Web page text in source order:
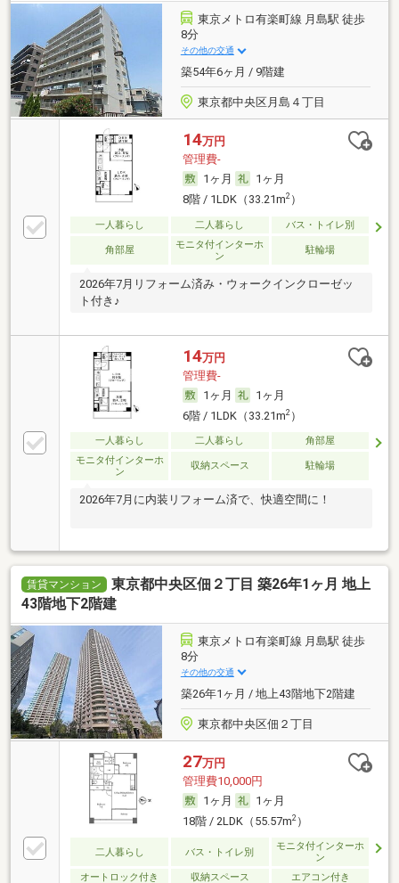
東京メトロ有楽町線 月島駅 徒歩
8分
その他の交通
築54年6ヶ月 / 9階建
東京都中央区月島４丁目
14万円
管理費-
1ヶ月
1ヶ月
8階 / 1LDK（33.21m2）
一人暮らし 二人暮らし バス・トイレ別
角部屋
モニタ付インターホ
ン
駐輪場
2026年7月リフォーム済み・ウォークインクローゼッ
ト付き♪
14万円
管理費-
1ヶ月
1ヶ月
6階 / 1LDK（33.21m2）
一人暮らし 二人暮らし
角部屋
モニタ付インターホ
ン
収納スペース 駐輪場
2026年7月に内装リフォーム済で、快適空間に！
賃貸マンション
東京都中央区佃２丁目 築26年1ヶ月 地上
43階地下2階建
東京メトロ有楽町線 月島駅 徒歩
8分
その他の交通
築26年1ヶ月 / 地上43階地下2階建
東京都中央区佃２丁目
27万円
管理費10,000円
1ヶ月
1ヶ月
18階 / 2LDK（55.57m2）
二人暮らし バス・トイレ別
モニタ付インターホ
ン
オートロック付き
収納スペース エアコン付き